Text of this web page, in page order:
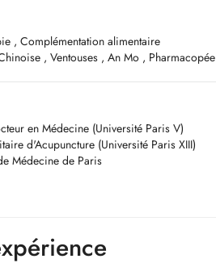
, Complémentation alimentaire
, Ventouses , An Mo , Pharmacopée
en Médecine (Université Paris V)
d'Acupuncture (Université Paris XIII)
Médecine de Paris